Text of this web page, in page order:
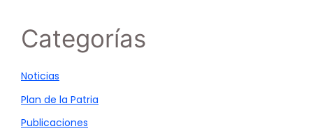
Categorías
Noticias
Plan de la Patria
Publicaciones